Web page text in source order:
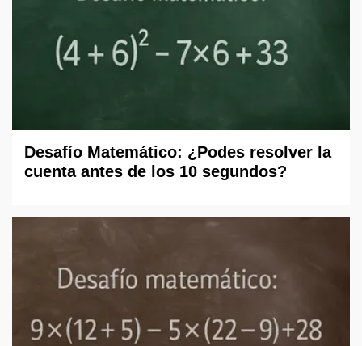
Desafío Matemático: ¿Podes resolver la
cuenta antes de los 10 segundos?